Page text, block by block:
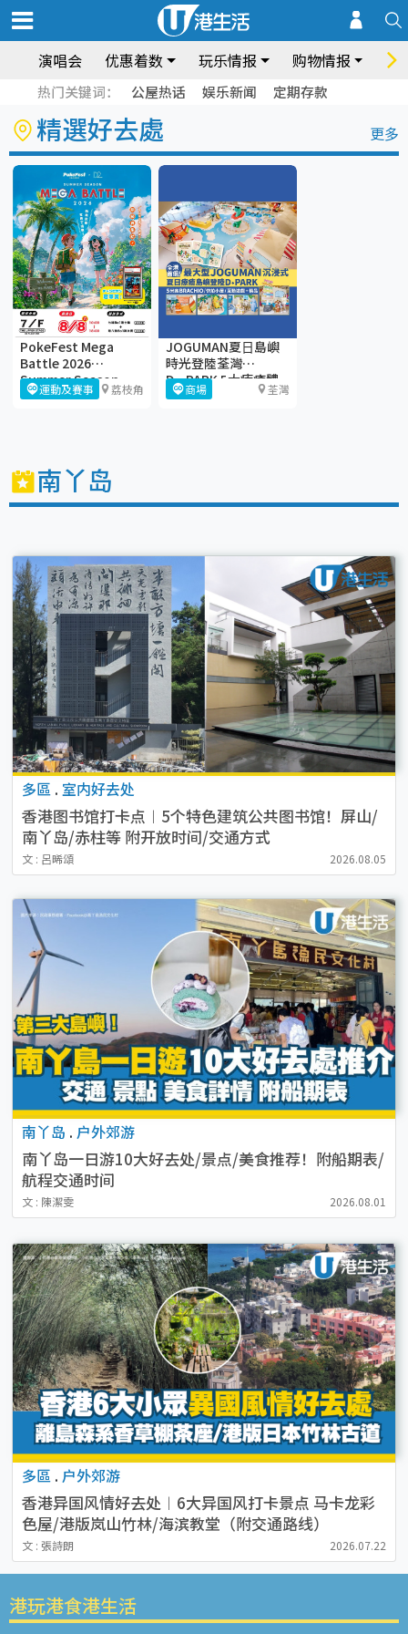
演唱会 优惠着数 玩乐情报 购物情报 饮
热门关键词： 公屋热话 娱乐新闻 定期存款
精選好去處 更多
PokeFest Mega
Battle 2026
Summer Season
運動及賽事 荔枝角
JOGUMAN夏⽇島嶼
時光登陸荃灣
D·PARK 5大療癒體
驗區+期間限定店
商場 荃灣
南丫岛
多區 . 室内好去处
香港图书馆打卡点︱5个特色建筑公共图书馆！屏山/
南丫岛/赤柱等 附开放时间/交通方式
文 : 呂晞頌 2026.08.05
南丫岛 . 户外郊游
南丫岛一日游10大好去处/景点/美食推荐！附船期表/
航程交通时间
文 : 陳潔雯 2026.08.01
多區 . 户外郊游
香港异国风情好去处︱6大异国风打卡景点 马卡龙彩
色屋/港版岚山竹林/海滨教堂（附交通路线）
文 : 張詩朗 2026.07.22
港玩港食港生活